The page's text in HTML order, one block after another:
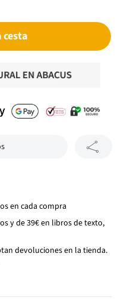
cesta
en cada compra
y de 39€ en libros de texto,
devoluciones en la tienda.